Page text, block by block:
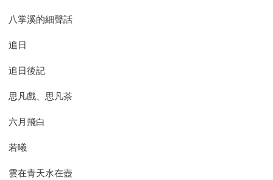
八掌溪的細聲話
追日
追日後記
思凡戲、思凡茶
六月飛白
若曦
雲在青天水在壺